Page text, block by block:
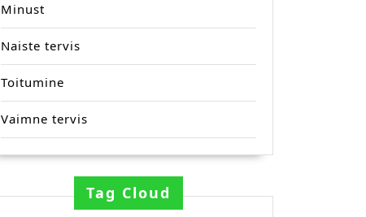
Minust
Naiste tervis
Toitumine
Vaimne tervis
Tag Cloud